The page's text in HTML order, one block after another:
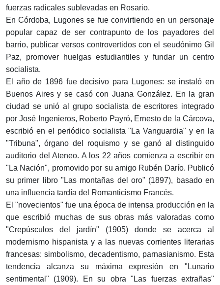
fuerzas radicales sublevadas en Rosario.
En Córdoba, Lugones se fue convirtiendo en un personaje
popular capaz de ser contrapunto de los payadores del
barrio, publicar versos controvertidos con el seudónimo Gil
Paz, promover huelgas estudiantiles y fundar un centro
socialista.
El año de 1896 fue decisivo para Lugones: se instaló en
Buenos Aires y se casó con Juana González. En la gran
ciudad se unió al grupo socialista de escritores integrado
por José Ingenieros, Roberto Payró, Ernesto de la Cárcova,
escribió en el periódico socialista "La Vanguardia" y en la
"Tribuna", órgano del roquismo y se ganó al distinguido
auditorio del Ateneo. A los 22 años comienza a escribir en
"La Nación", promovido por su amigo Rubén Darío. Publicó
su primer libro "Las montañas del oro" (1897), basado en
una influencia tardía del Romanticismo Francés.
El "novecientos" fue una época de intensa producción en la
que escribió muchas de sus obras más valoradas como
"Crepúsculos del jardín" (1905) donde se acerca al
modernismo hispanista y a las nuevas corrientes literarias
francesas: simbolismo, decadentismo, parnasianismo. Esta
tendencia alcanza su máxima expresión en "Lunario
sentimental" (1909). En su obra "Las fuerzas extrañas"